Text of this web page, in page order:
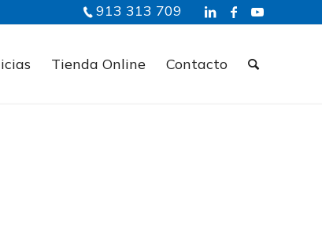
913 313 709
Tienda Online Contacto